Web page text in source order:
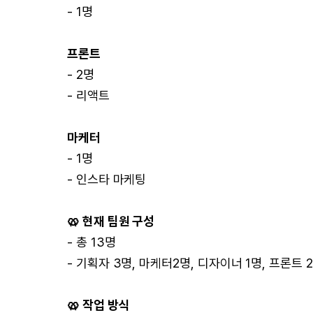
- 1명
프론트
- 2명
- 리액트
마케터
- 1명
- 인스타 마케팅
🥨 현재 팀원 구성
- 총 13명
- 기획자 3명, 마케터2명, 디자이너 1명, 프론트
🥨 작업 방식